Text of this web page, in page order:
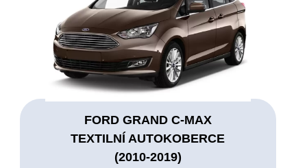
FORD GRAND C-MAX
TEXTILNÍ AUTOKOBERCE
(2010-2019)